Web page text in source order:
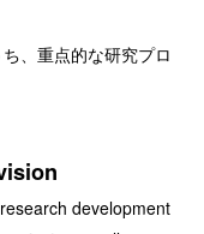
、重点的な研究プロ
development